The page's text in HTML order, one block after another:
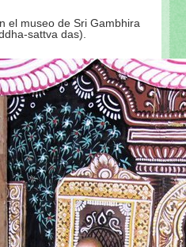
el museo de Sri Gambhira
sattva das).